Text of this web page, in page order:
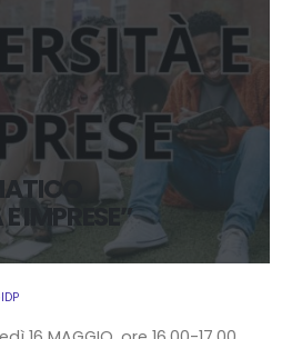
IMPRESE”